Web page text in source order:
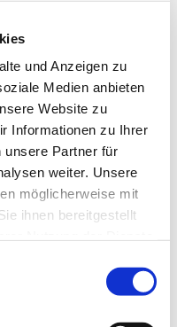
und Anzeigen zu
Medien anbieten
Website zu
Informationen zu Ihrer
unsere Partner für
weiter. Unsere
möglicherweise mit
ihnen bereitgestellt
auch